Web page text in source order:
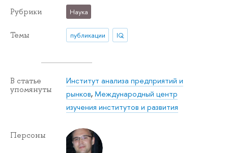
Рубрики Наука
Темы публикации IQ
В статье
упомянуты
Институт анализа предприятий и
рынков,Международный центр
изучения институтов и развития
Персоны